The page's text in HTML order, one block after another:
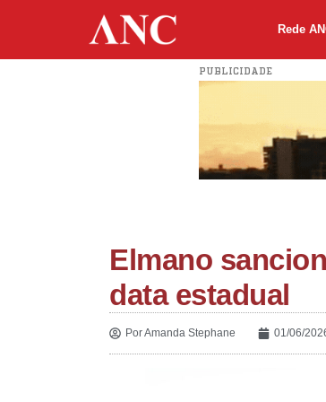
Rede
PUBLICIDADE
Elmano
data estadual
PorAmanda Stephane 01/06/